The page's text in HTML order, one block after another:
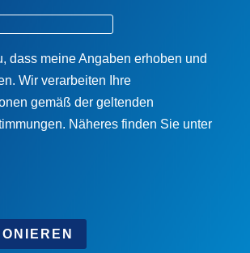
dass meine Angaben erhoben und
Wir verarbeiten Ihre
gemäß der geltenden
Näheres finden Sie unter